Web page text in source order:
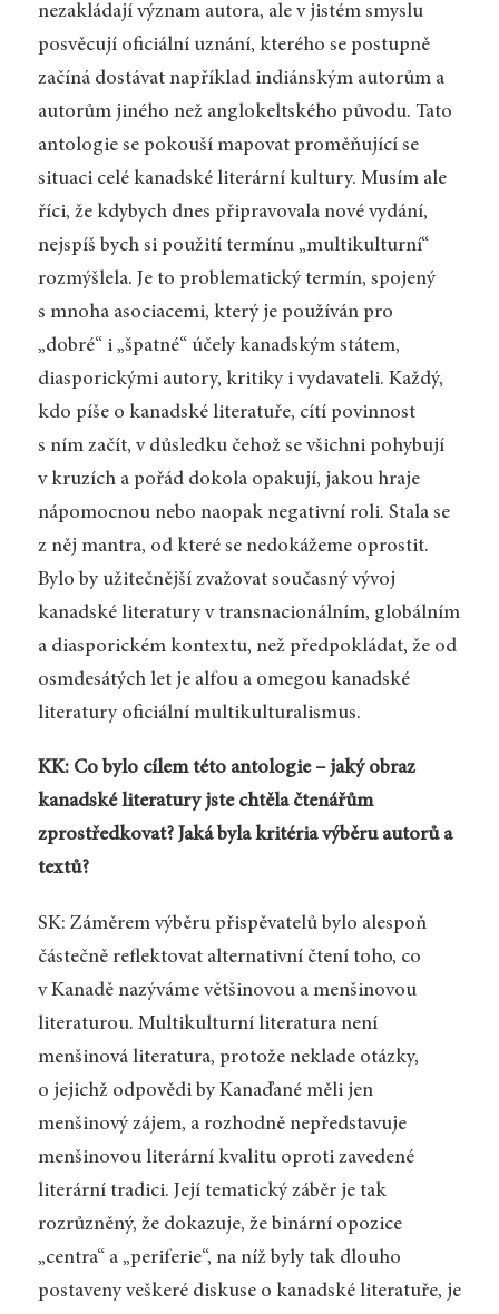
nezakládají význam autora, ale v jistém smyslu
posvěcují oficiální uznání, kterého se postupně
začíná dostávat například indiánským autorům a
autorům jiného než anglokeltského původu. Tato
antologie se pokouší mapovat proměňující se
situaci celé kanadské literární kultury. Musím ale
říci, že kdybych dnes připravovala nové vydání,
nejspíš bych si použití termínu „multikulturní“
rozmýšlela. Je to problematický termín, spojený
s mnoha asociacemi, který je používán pro
„dobré“ i „špatné“ účely kanadským státem,
diasporickými autory, kritiky i vydavateli. Každý,
kdo píše o kanadské literatuře, cítí povinnost
s ním začít, v důsledku čehož se všichni pohybují
v kruzích a pořád dokola opakují, jakou hraje
nápomocnou nebo naopak negativní roli. Stala se
z něj mantra, od které se nedokážeme oprostit.
Bylo by užitečnější zvažovat současný vývoj
kanadské literatury v transnacionálním, globálním
a diasporickém kontextu, než předpokládat, že od
osmdesátých let je alfou a omegou kanadské
literatury oficiální multikulturalismus.
KK: Co bylo cílem této antologie – jaký obraz
kanadské literatury jste chtěla čtenářům
zprostředkovat? Jaká byla kritéria výběru autorů a
textů?
SK: Záměrem výběru přispěvatelů bylo alespoň
částečně reflektovat alternativní čtení toho, co
v Kanadě nazýváme většinovou a menšinovou
literaturou. Multikulturní literatura není
menšinová literatura, protože neklade otázky,
o jejichž odpovědi by Kanaďané měli jen
menšinový zájem, a rozhodně nepředstavuje
menšinovou literární kvalitu oproti zavedené
literární tradici. Její tematický záběr je tak
rozrůzněný, že dokazuje, že binární opozice
„centra“ a „periferie“, na níž byly tak dlouho
postaveny veškeré diskuse o kanadské literatuře, je